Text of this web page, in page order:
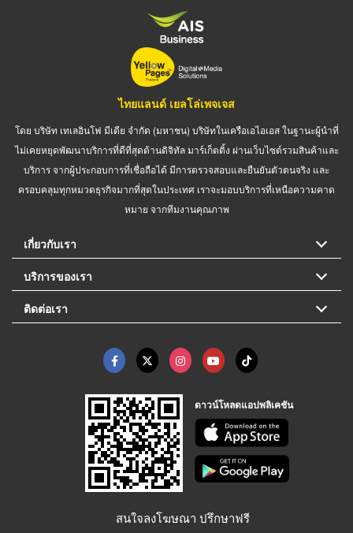
ไทยแลนด์ เยลโล่เพจเจส
โดย บริษัท เทเลอินโฟ มีเดีย จำกัด (มหาชน) บริษัทในเครือเอไอเอส ในฐานะผู้นำที่
ไม่เคยหยุดพัฒนาบริการที่ดีที่สุดด้านดิจิทัล มาร์เก็ตติ้ง ผ่านเว็บไซต์รวมสินค้าและ
บริการ จากผู้ประกอบการที่เชื่อถือได้ มีการตรวจสอบและยืนยันตัวตนจริง และ
ครอบคลุมทุกหมวดธุรกิจมากที่สุดในประเทศ เราจะมอบบริการที่เหนือความคาด
หมาย จากทีมงานคุณภาพ
เกี่ยวกับเรา
บริการของเรา
ติดต่อเรา
ดาวน์โหลดแอปพลิเคชัน
สนใจลงโฆษณา ปรึกษาฟรี